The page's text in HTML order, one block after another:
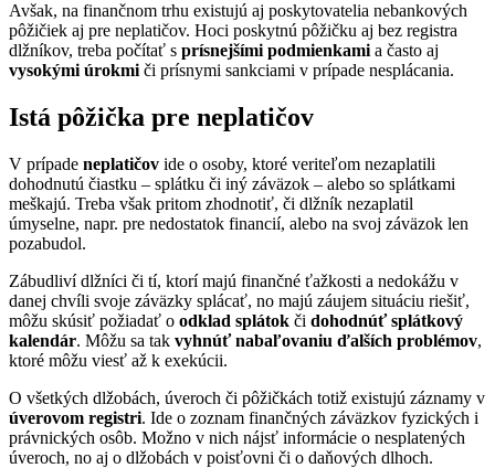
Avšak, na finančnom trhu existujú aj poskytovatelia nebankových
pôžičiek aj pre neplatičov. Hoci poskytnú pôžičku aj bez registra
dlžníkov, treba počítať s prísnejšími podmienkami a často aj
vysokými úrokmi či prísnymi sankciami v prípade nesplácania.
Istá pôžička pre neplatičov
V prípade neplatičov ide o osoby, ktoré veriteľom nezaplatili
dohodnutú čiastku – splátku či iný záväzok – alebo so splátkami
meškajú. Treba však pritom zhodnotiť, či dlžník nezaplatil
úmyselne, napr. pre nedostatok financií, alebo na svoj záväzok len
pozabudol.
Zábudliví dlžníci či tí, ktorí majú finančné ťažkosti a nedokážu v
danej chvíli svoje záväzky splácať, no majú záujem situáciu riešiť,
môžu skúsiť požiadať o odklad splátok či dohodnúť splátkový
kalendár. Môžu sa tak vyhnúť nabaľovaniu ďalších problémov,
ktoré môžu viesť až k exekúcii.
O všetkých dlžobách, úveroch či pôžičkách totiž existujú záznamy v
úverovom registri. Ide o zoznam finančných záväzkov fyzických i
právnických osôb. Možno v nich nájsť informácie o nesplatených
úveroch, no aj o dlžobách v poisťovni či o daňových dlhoch.